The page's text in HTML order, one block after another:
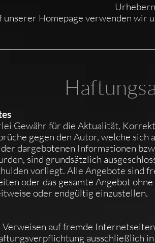
unserer Homepage verwenden wir
Gewähr für die Aktualität,
gegen den Autor, welche
dargebotenen Informationen
sind grundsätzlich
vorliegt. Alle Angebote sind
oder das gesamte Angebot
oder endgültig einzustellen.
auf fremde
ausschließlich